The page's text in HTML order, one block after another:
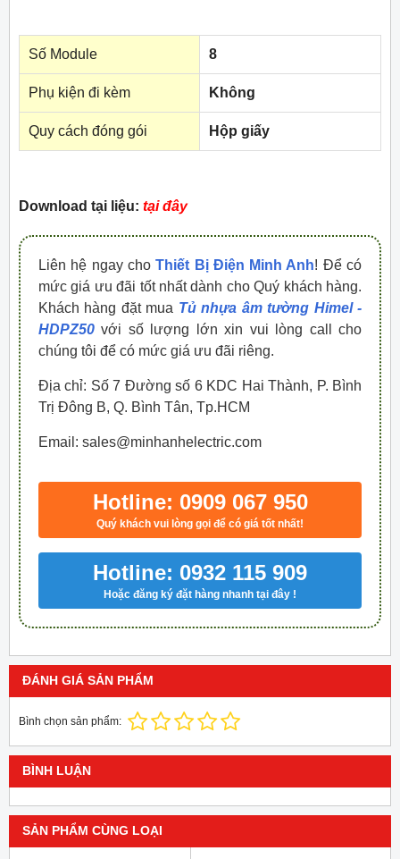
Số Module 8
Phụ kiện đi kèm Không
Quy cách đóng gói Hộp giấy
Download tại liệu: tại đây
Liên hệ ngay choThiết Bị Điện Minh Anh! Để có
mức giá ưu đãi tốt nhất dành cho Quý khách hàng.
Khách hàng đặt mua Tủ nhựa âm tường Himel -
HDPZ50 với số lượng lớn xin vui lòng call cho
chúng tôi để có mức giá ưu đãi riêng.
Địa chỉ: Số 7 Đường số 6 KDC Hai Thành, P. Bình
Trị Đông B, Q. Bình Tân, Tp.HCM
Email: sales@minhanhelectric.com
Hotline: 0909 067 950
Quý khách vui lòng gọi để có giá tốt nhất!
Hotline: 0932 115 909
Hoặc đăng ký đặt hàng nhanh tại đây !
ĐÁNH GIÁ SẢN PHẨM
Bình chọn sản phẩm:
BÌNH LUẬN
SẢN PHẨM CÙNG LOẠI